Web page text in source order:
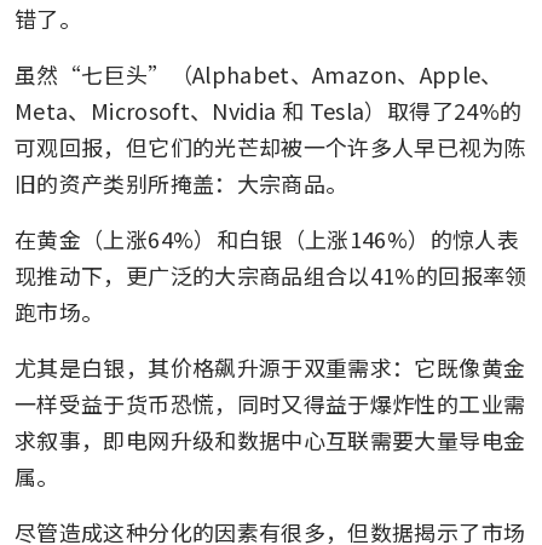
错了。
虽然“七巨头”（Alphabet、Amazon、Apple、
Meta、Microsoft、Nvidia 和 Tesla）取得了24%的
可观回报，但它们的光芒却被一个许多人早已视为陈
旧的资产类别所掩盖：大宗商品。
在黄金（上涨64%）和白银（上涨146%）的惊人表
现推动下，更广泛的大宗商品组合以41%的回报率领
跑市场。
尤其是白银，其价格飙升源于双重需求：它既像黄金
一样受益于货币恐慌，同时又得益于爆炸性的工业需
求叙事，即电网升级和数据中心互联需要大量导电金
属。
尽管造成这种分化的因素有很多，但数据揭示了市场